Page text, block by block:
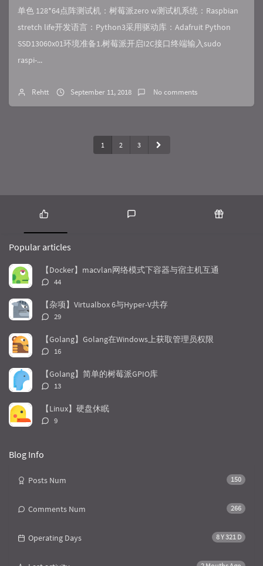
单色 128*64点阵测试机：树莓派zero w测试机系统：Raspbian
stretch life开发语言：Python3采用驱动库：Adafruit Python
SSD13060x01环境准备1.树莓派开启I2C接口终端输入sudo
raspi-...
Rehtt September 11, 2018 No comments
1 2 3
P
p
u
l
a
r
a
r
t
i
e
e
s
o
m
t
Popular articles
【Docker】macvlan网络模式下容器与宿主机互通
评
数：
44
【杂项】Virtualbox 6与Hyper-V共存
评
数：
29
【Golang】Golang在Windows上获取管理员权限
评
数：
16
【Golang】简单的树莓派GPIO库
评
数：
13
【Linux】硬盘休眠
评
9
Blog Info
150
Posts Num
266
Comments Num
8 Y 321 D
Operating Days